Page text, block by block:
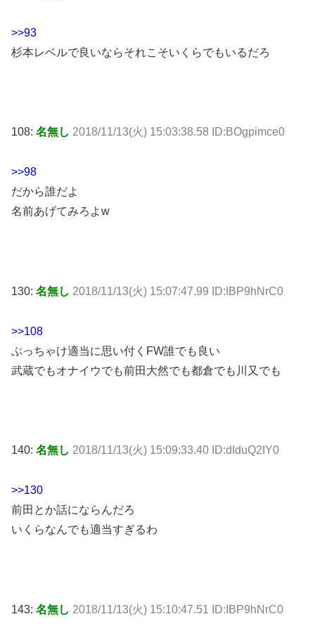
>>93
杉本レベルで良いならそれこそいくらでもいるだろ
108: 名無し 2018/11/13(火) 15:03:38.58 ID:BOgpimce0
>>98
だから誰だよ
名前あげてみろよw
130: 名無し 2018/11/13(火) 15:07:47.99 ID:IBP9hNrC0
>>108
ぶっちゃけ適当に思い付くFW誰でも良い
武蔵でもオナイウでも前田大然でも都倉でも川又でも
140: 名無し 2018/11/13(火) 15:09:33.40 ID:dIduQ2IY0
>>130
前田とか話にならんだろ
いくらなんでも適当すぎるわ
143: 名無し 2018/11/13(火) 15:10:47.51 ID:IBP9hNrC0